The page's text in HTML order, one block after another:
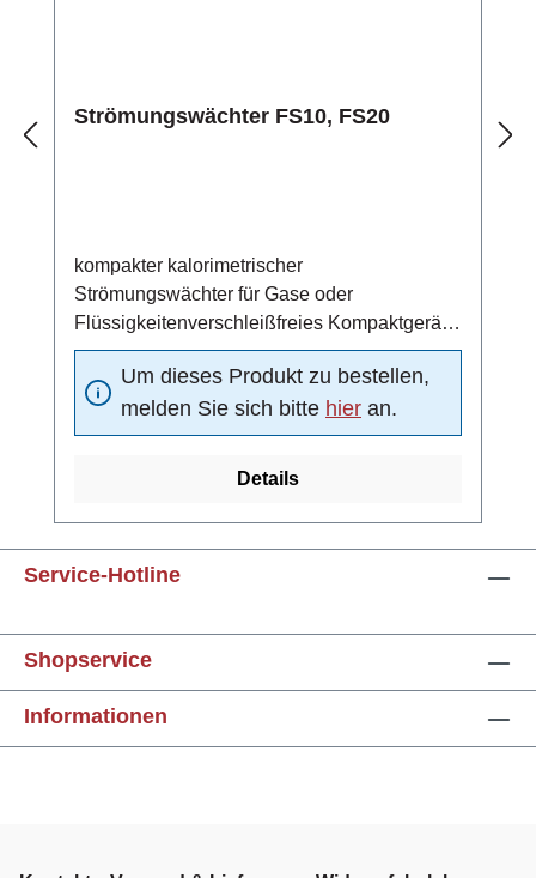
Strömungswächter FS10, FS20
kompakter kalorimetrischer
Strömungswächter für Gase oder
Flüssigkeitenverschleißfreies Kompaktgerät
aus Edelstahl 1.4571
(Standardmaterial)geeignet für SIL 2
Anwendungen (low demand mode) & SIL 1
Anwendungen (high demand
mode)Strömungsschaltpunkt stufenlos
durch gelbe Leuchtdiode bei Unter- bzw.
Überschreitung des eingestellten
Ansprechwertesgrüne LED als
+100 °CMeldeausgang mit High Side Power
FET-Schaltausganggeschützt gegen
Kurzschluss und Überlastelektrischer
Anschluss über 3-poligen
Einbausteckverbinder M12
Um dieses Produkt zu bestellen,
melden Sie sich bitte hier an.
Details
Service-Hotline
Shopservice
Informationen